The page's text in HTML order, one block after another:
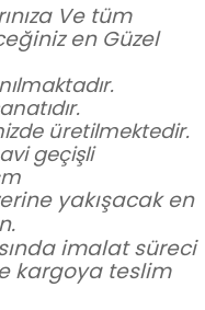
Ve tüm
en Güzel
üretilmektedir.
geçişli
yakışacak en
imalat süreci
kargoya teslim